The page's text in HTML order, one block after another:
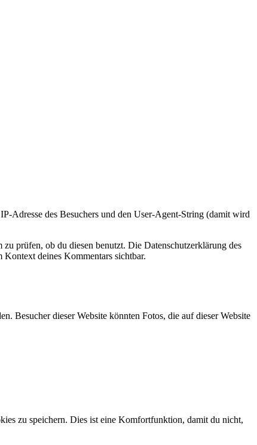
Adresse des Besuchers und den User-Agent-String (damit wird
prüfen, ob du diesen benutzt. Die Datenschutzerklärung des
deines Kommentars sichtbar.
Besucher dieser Website könnten Fotos, die auf dieser Website
zu speichern. Dies ist eine Komfortfunktion, damit du nicht,